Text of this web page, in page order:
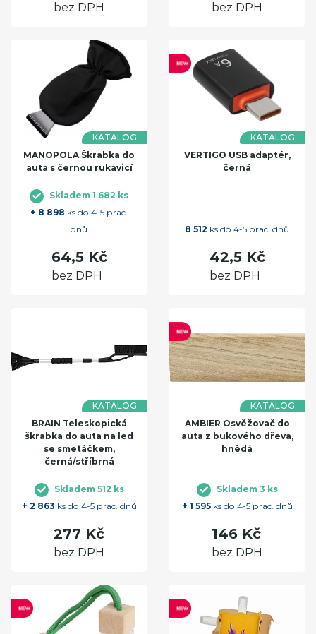
bez DPH bez DPH
KATALOG
MANOPOLA Škrabka do
auta s černou rukavicí
Skladem 1 682 ks
+ 8 898 ks do 4-5 prac.
dnů
64,5 Kč
bez DPH
KATALOG
VERTIGO USB adaptér,
černá
8 512 ks do 4-5 prac. dnů
42,5 Kč
bez DPH
KATALOG
BRAIN Teleskopická
škrabka do auta na led
se smetáčkem,
černá/stříbrná
Skladem 512 ks
+ 2 863 ks do 4-5 prac. dnů
277 Kč
bez DPH
KATALOG
AMBIER Osvěžovač do
auta z bukového dřeva,
hnědá
Skladem 3 ks
+ 1 595ks do 4-5 prac. dnů
146 Kč
bez DPH